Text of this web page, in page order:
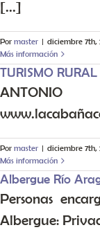
[...]
Por master | diciembre 7th,
Más información
TURISMO RURAL
Por master | diciembre 7th,
Más información
Albergue Río
Personas
Albergue: